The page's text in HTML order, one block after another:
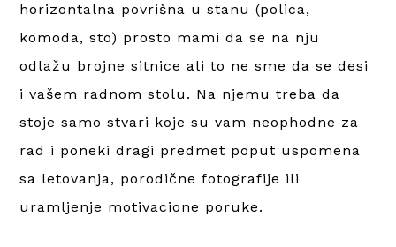
horizontalna povrišna u stanu (polica,
komoda, sto) prosto mami da se na nju
odlažu brojne sitnice ali to ne sme da se desi
i vašem radnom stolu. Na njemu treba da
stoje samo stvari koje su vam neophodne za
rad i poneki dragi predmet poput uspomena
sa letovanja, porodične fotografije ili
uramljenje motivacione poruke.